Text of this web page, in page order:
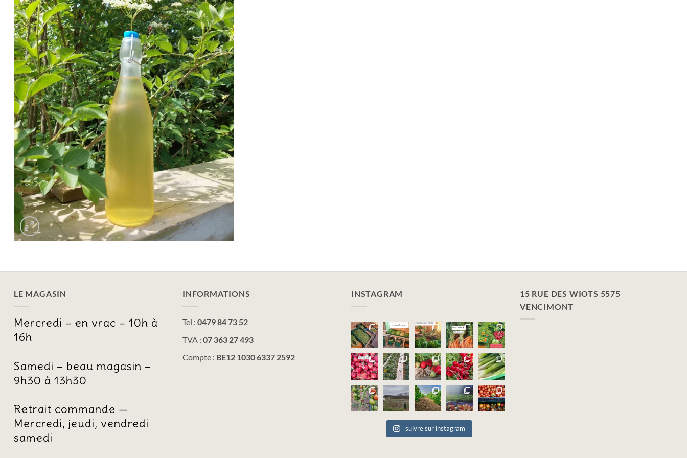
LE MAGASIN
Mercredi – en vrac – 10h à
16h
Samedi – beau magasin –
9h30 à 13h30
Retrait commande —
Mercredi, jeudi, vendredi
samedi
INFORMATIONS
Tel : 0479 84 73 52
TVA : 07 363 27 493
Compte : BE12 1030 6337 2592
INSTAGRAM
suivre sur instagram
15 RUE DES WIOTS 5575
VENCIMONT